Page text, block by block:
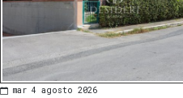
mar 4 agosto 2026